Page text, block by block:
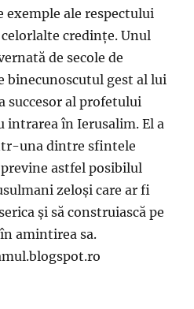
ale respectului
credințe. Unul
de secole de
binecunoscutul gest al lui
succesor al profetului
intrarea în Ierusalim. El a
una dintre sfintele
astfel posibilul
zeloși care ar fi
și să construiască pe
amintirea sa.